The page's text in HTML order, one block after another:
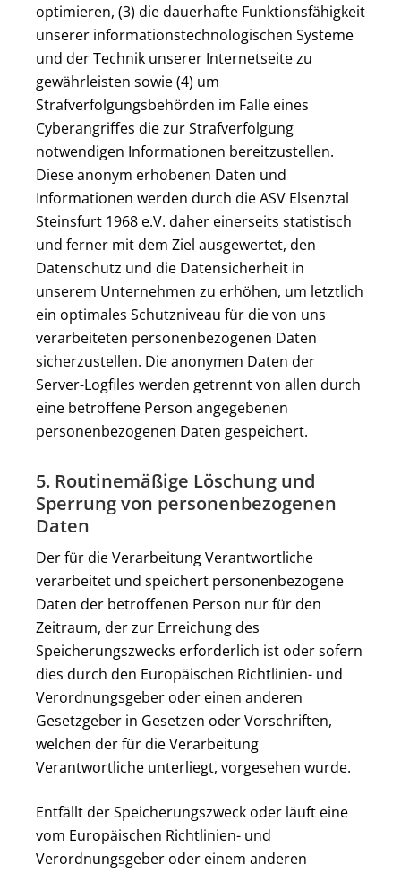
optimieren, (3) die dauerhafte Funktionsfähigkeit
unserer informationstechnologischen Systeme
und der Technik unserer Internetseite zu
gewährleisten sowie (4) um
Strafverfolgungsbehörden im Falle eines
Cyberangriffes die zur Strafverfolgung
notwendigen Informationen bereitzustellen.
Diese anonym erhobenen Daten und
Informationen werden durch die ASV Elsenztal
Steinsfurt 1968 e.V. daher einerseits statistisch
und ferner mit dem Ziel ausgewertet, den
Datenschutz und die Datensicherheit in
unserem Unternehmen zu erhöhen, um letztlich
ein optimales Schutzniveau für die von uns
verarbeiteten personenbezogenen Daten
sicherzustellen. Die anonymen Daten der
Server-Logfiles werden getrennt von allen durch
eine betroffene Person angegebenen
personenbezogenen Daten gespeichert.
5. Routinemäßige Löschung und
Sperrung von personenbezogenen
Daten
Der für die Verarbeitung Verantwortliche
verarbeitet und speichert personenbezogene
Daten der betroffenen Person nur für den
Zeitraum, der zur Erreichung des
Speicherungszwecks erforderlich ist oder sofern
dies durch den Europäischen Richtlinien- und
Verordnungsgeber oder einen anderen
Gesetzgeber in Gesetzen oder Vorschriften,
welchen der für die Verarbeitung
Verantwortliche unterliegt, vorgesehen wurde.
Entfällt der Speicherungszweck oder läuft eine
vom Europäischen Richtlinien- und
Verordnungsgeber oder einem anderen